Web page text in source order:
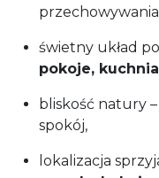
świetny układ
pokoje,
bliskość natury –
spokój,
lokalizacja